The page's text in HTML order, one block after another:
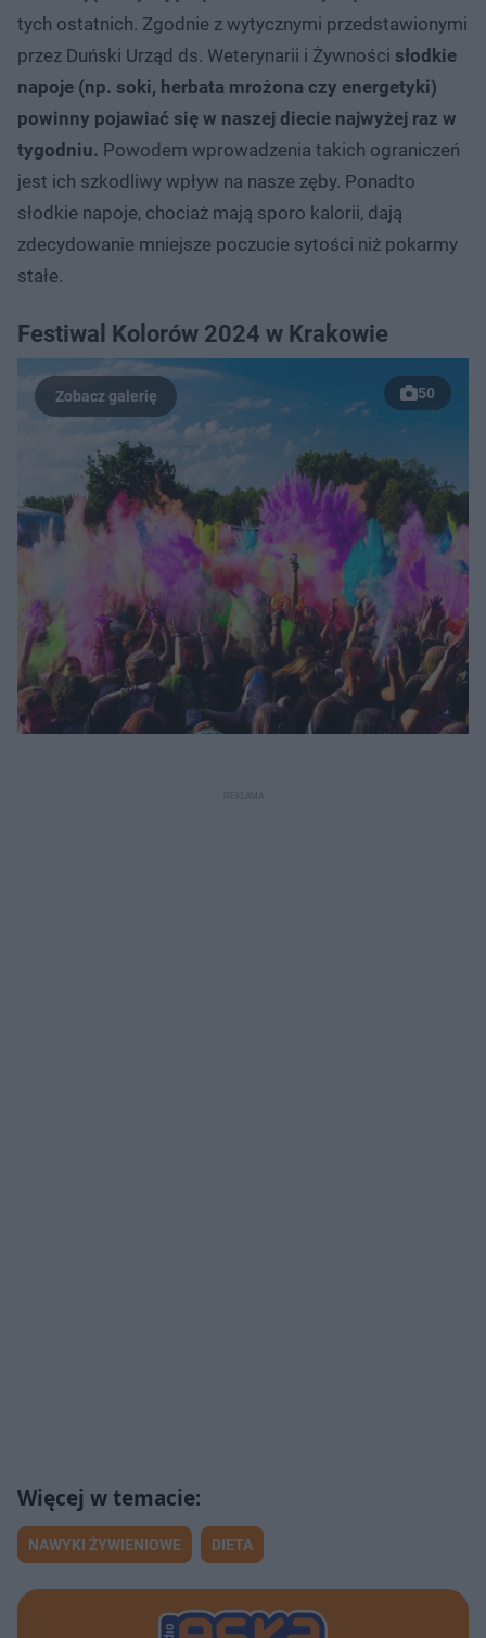
tych ostatnich. Zgodnie z wytycznymi przedstawionymi
przez Duński Urząd ds. Weterynarii i Żywności słodkie
napoje (np. soki, herbata mrożona czy energetyki)
powinny pojawiać się w naszej diecie najwyżej raz w
tygodniu. Powodem wprowadzenia takich ograniczeń
jest ich szkodliwy wpływ na nasze zęby. Ponadto
słodkie napoje, chociaż mają sporo kalorii, dają
zdecydowanie mniejsze poczucie sytości niż pokarmy
stałe.
Festiwal Kolorów 2024 w Krakowie
50
NAWYKI ŻYWIENIOWE DIETA